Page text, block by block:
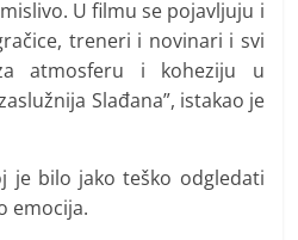
U filmu se pojavljuju i
treneri i novinari i svi
atmosferu i koheziju u
Slađana”, istakao je
je bilo jako teško odgledati
emocija.